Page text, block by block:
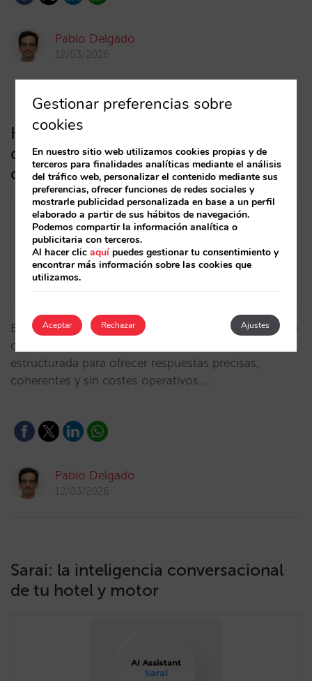
Pablo Delgado
12/03/2026
Knowledge: la base de datos maestra
que convierte tu hotel en una fuente
de verdad para la IA
Evita que la IA improvise sobre tu hotel. Centraliza tu
contenido en una base de datos maestra
estructurada para ofrecer respuestas precisas,
coherentes y sin costes operativos.…
Pablo Delgado
12/03/2026
Sarai: la inteligencia conversacional
de tu hotel y motor
Gestionar preferencias sobre
cookies
En nuestro sitio web utilizamos cookies propias y de
terceros para finalidades analíticas mediante el análisis
del tráfico web, personalizar el contenido mediante sus
preferencias, ofrecer funciones de redes sociales y
mostrarle publicidad personalizada en base a un perfil
elaborado a partir de sus hábitos de navegación.
Podemos compartir la información analítica o
publicitaria con terceros.
Al hacer clicaquípuedes gestionar tu consentimiento y
encontrar más información sobre las cookies que
utilizamos.
Aceptar Ajustes
Rechazar